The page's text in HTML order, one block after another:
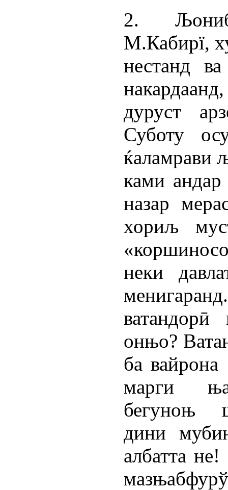
2.
М.Кабирї,
нестанд
дуруст
Суботу
ќаламрави
ками
назар
хориљ
неки
ватандорӣ
онњо?
ба
марги
бегуноњ
дини
албатта